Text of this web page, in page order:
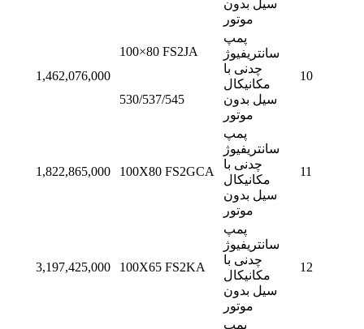
سیل بدون
موتور
1,462,076,000
100×80 FS2JA
پمپ
سانتریفیوژ
چدنی با
مکانیکال
سیل بدون
موتور
10
530/537/545
1,822,865,000 100X80 FS2GCA
پمپ
سانتریفیوژ
چدنی با
مکانیکال
سیل بدون
موتور
11
3,197,425,000 100X65 FS2KA
پمپ
سانتریفیوژ
چدنی با
مکانیکال
سیل بدون
موتور
12
پمپ